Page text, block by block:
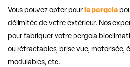
Vous pouvez opter pour la pergola
délimitée de votre extérieur. Nos
pour fabriquer votre pergola
ou rétractables, brise vue, motorisée,
modulables, etc.